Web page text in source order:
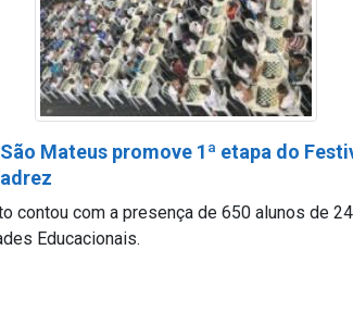
São Mateus promove 1ª etapa do
contou com a presença de 650 alunos de 24
Educacionais.